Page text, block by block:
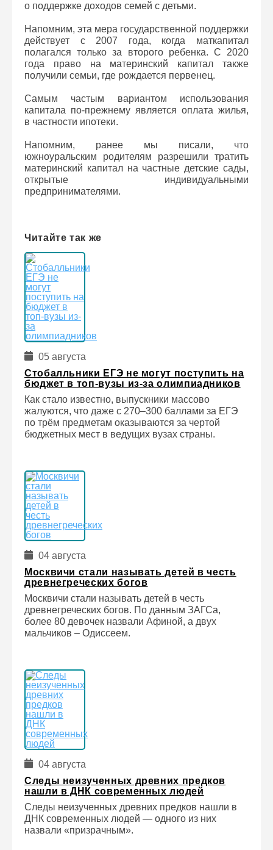
о поддержке доходов семей с детьми.
Напомним, эта мера государственной поддержки
действует с 2007 года, когда маткапитал
полагался только за второго ребенка. С 2020
года право на материнский капитал также
получили семьи, где рождается первенец.
Самым частым вариантом использования
капитала по-прежнему является оплата жилья,
в частности ипотеки.
Напомним, ранее мы писали, что
южноуральским родителям разрешили тратить
материнский капитал на частные детские сады,
открытые индивидуальными
предпринимателями.
Читайте так же
05 августа
Стобалльники ЕГЭ не могут поступить на
бюджет в топ-вузы из-за олимпиадников
Как стало известно, выпускники массово
жалуются, что даже с 270–300 баллами за ЕГЭ
по трём предметам оказываются за чертой
бюджетных мест в ведущих вузах страны.
04 августа
Москвичи стали называть детей в честь
древнегреческих богов
Москвичи стали называть детей в честь
древнегреческих богов. По данным ЗАГСа,
более 80 девочек назвали Афиной, а двух
мальчиков – Одиссеем.
04 августа
Следы неизученных древних предков
нашли в ДНК современных людей
Следы неизученных древних предков нашли в
ДНК современных людей — одного из них
назвали «призрачным».